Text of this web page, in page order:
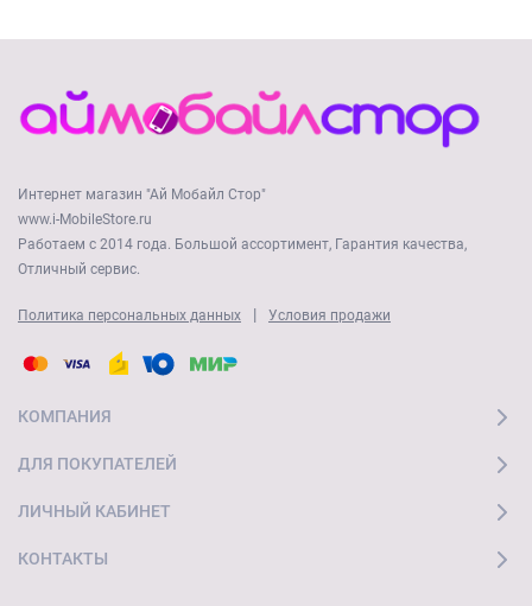
Интернет магазин "Ай Мобайл Стор"
www.i-MobileStore.ru
Работаем с 2014 года. Большой ассортимент, Гарантия качества,
Отличный сервис.
Политика персональных данных | Условия продажи
КОМПАНИЯ
ДЛЯ ПОКУПАТЕЛЕЙ
ЛИЧНЫЙ КАБИНЕТ
КОНТАКТЫ